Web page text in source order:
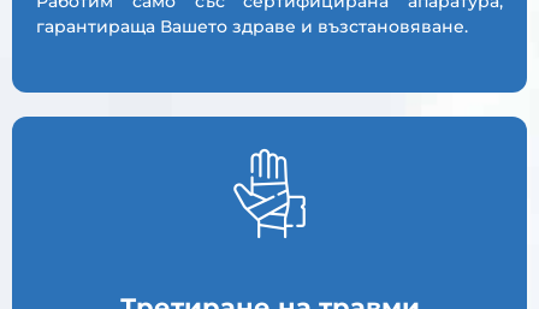
гарантираща Вашето здраве и възстановяване.